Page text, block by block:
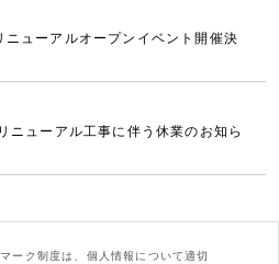
ューアルオープンイベント開催決
ニューアル工事に伴う休業のお知ら
ーク制度は、個人情報について適切